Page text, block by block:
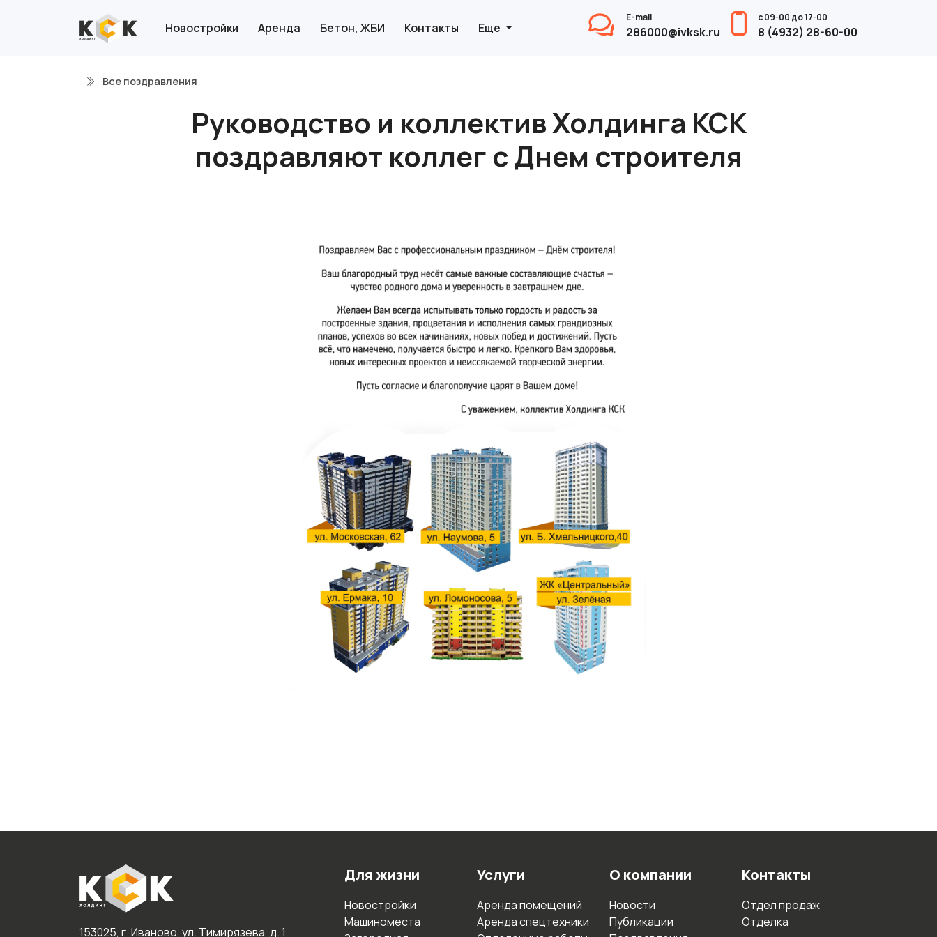
Новостройки Аренда Бетон, ЖБИ Контакты Еще
E-mail
286000@ivksk.ru
с 09-00 до 17-00
8 (4932) 28-60-00
Все поздравления
Руководство и коллектив Холдинга КСК
поздравляют коллег с Днем строителя
153025, г. Иваново, ул. Тимирязева, д. 1
Для жизни
Новостройки
Машиноместа
Услуги
Аренда помещений
Аренда спецтехники
О компании
Новости
Публикации
Контакты
Отдел продаж
Отделка